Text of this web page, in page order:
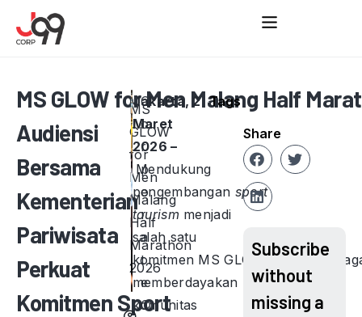
MS GLOW for Men Malang Half
Audiensi
Bersama
Kementerian
Pariwisata
Perkuat
Komitmen Sport
C
o
r
p
o
r
a
t
e
C
MS
GLOW
for
Men
Malang
Half
Marathon
2026
Jakarta, 2
Maret
2026 –
Mendukung
pengembangan sport
tourism menjadi
salah satu
komitmen MS GLOW for
memberdayakan
komunitas
Tags
Subscribe
without
missing a
Share